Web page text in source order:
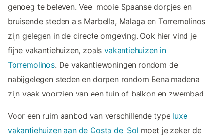
genoeg te beleven. Veel mooie Spaanse dorpjes en
bruisende steden als Marbella, Malaga en Torremolinos
zijn gelegen in de directe omgeving. Ook hier vind je
fijne vakantiehuizen, zoalsvakantiehuizen in
Torremolinos. De vakantiewoningen rondom de
nabijgelegen steden en dorpen rondom Benalmadena
zijn vaak voorzien van een tuin of balkon en zwembad.
Voor een ruim aanbod van verschillende type luxe
vakantiehuizen aan de Costa del Sol moet je zeker de